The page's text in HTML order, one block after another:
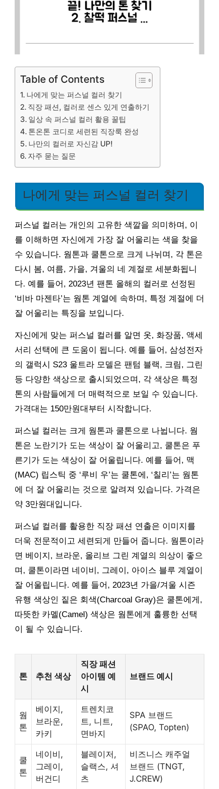
Table of Contents
나에게 맞는 퍼스널 컬러 찾기
직장 패션, 컬러로 센스 있게 연출하기
일상 속 퍼스널 컬러 활용 꿀팁
톤온톤 코디로 세련된 직장룩 완성
나만의 컬러로 자신감 UP!
자주 묻는 질문
나에게 맞는 퍼스널 컬러 찾기
퍼스널 컬러는 개인의 고유한 색깔을 의미하며, 이
를 이해하면 자신에게 가장 잘 어울리는 색을 찾을
수 있습니다. 웜톤과 쿨톤으로 크게 나뉘며, 각 톤은
다시 봄, 여름, 가을, 겨울의 네 계절로 세분화됩니
다. 예를 들어, 2023년 팬톤 올해의 컬러로 선정된
‘비바 마젠타’는 웜톤 계열에 속하며, 특정 계절에 더
잘 어울리는 특징을 보입니다.
자신에게 맞는 퍼스널 컬러를 알면 옷, 화장품, 액세
서리 선택에 큰 도움이 됩니다. 예를 들어, 삼성전자
의 갤럭시 S23 울트라 모델은 팬텀 블랙, 크림, 그린
등 다양한 색상으로 출시되었으며, 각 색상은 특정
톤의 사람들에게 더 매력적으로 보일 수 있습니다.
가격대는 150만원대부터 시작합니다.
퍼스널 컬러는 크게 웜톤과 쿨톤으로 나뉩니다. 웜
톤은 노란기가 도는 색상이 잘 어울리고, 쿨톤은 푸
른기가 도는 색상이 잘 어울립니다. 예를 들어, 맥
(MAC) 립스틱 중 ‘루비 우’는 쿨톤에, ‘칠리’는 웜톤
에 더 잘 어울리는 것으로 알려져 있습니다. 가격은
약 3만원대입니다.
퍼스널 컬러를 활용한 직장 패션 연출은 이미지를
더욱 전문적이고 세련되게 만들어 줍니다. 웜톤이라
면 베이지, 브라운, 올리브 그린 계열의 의상이 좋으
며, 쿨톤이라면 네이비, 그레이, 아이스 블루 계열이
잘 어울립니다. 예를 들어, 2023년 가을/겨울 시즌
유행 색상인 짙은 회색(Charcoal Gray)은 쿨톤에게,
따뜻한 카멜(Camel) 색상은 웜톤에게 훌륭한 선택
이 될 수 있습니다.
톤 추천 색상
직장 패션
아이템 예
시
브랜드 예시
웜
톤
베이지,
브라운,
카키
트렌치코
트, 니트,
면바지
SPA 브랜드
(SPAO, Topten)
쿨
톤
네이비,
그레이,
버건디
블레이저,
슬랙스, 셔
츠
비즈니스 캐주얼
브랜드 (TNGT,
J.CREW)